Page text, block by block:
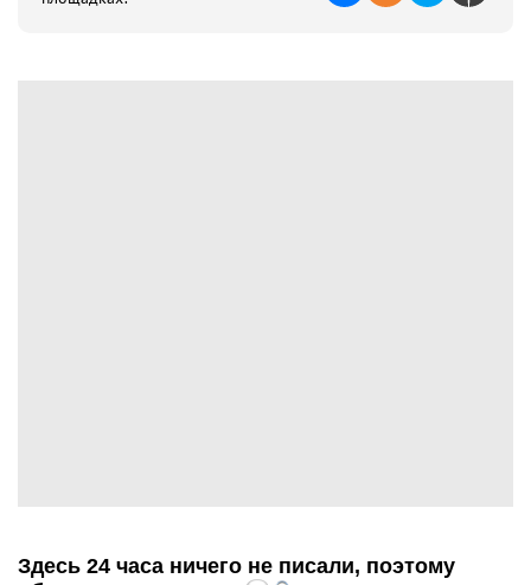
Здесь 24 часа ничего не писали, поэтому